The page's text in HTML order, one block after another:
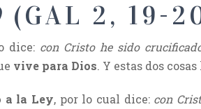
(GAL 2, 19-
dice: con Cristo he sido
vive para Dios. Y estas dos
a la Ley, por lo cual dice: con